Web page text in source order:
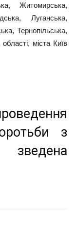
Житомирська,
Луганська,
Тернопільська,
міста Київ
з